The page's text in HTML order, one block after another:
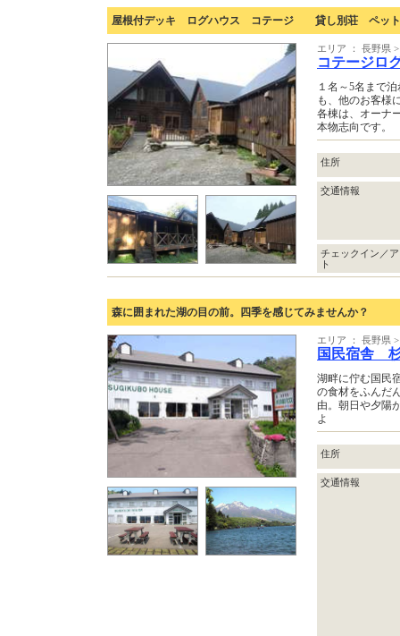
屋根付デッキ ログハウス コテージ 貸し別荘 ペッ
エリア ： 長野県
コテージロ
１名～5名まで
も、他のお客様
各棟は、オーナ
本物志向です。
住所
交通情報
チェックイン／
ト
森に囲まれた湖の目の前。四季を感じてみませんか？
エリア ： 長野県
国民宿舎
湖畔に佇む国民
の食材をふんだ
由。朝日や夕陽
よ
住所
交通情報